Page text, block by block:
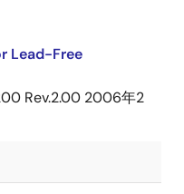
Lead-Free
Rev.2.00 2006年2